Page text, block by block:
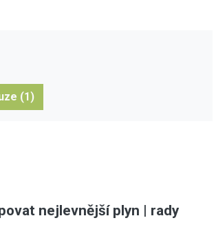
(1)
nejlevnější plyn | rady